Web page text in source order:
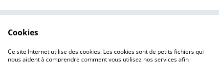
Politique de
confidentialité
Politique des cookies
Cookies
Ce site Internet utilise des cookies. Les cookies sont de petits fichiers qui
nous aident à comprendre comment vous utilisez nos services afin